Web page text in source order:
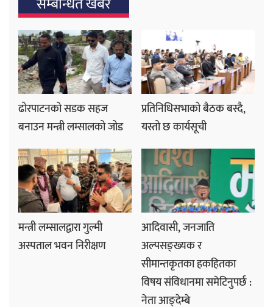
ढोरपाटनको सडक सहज
बनाउन मन्त्री लम्सालको जोड
प्रतिनिधिसभाको बैठक बस्दै,
यस्तो छ कार्यसूची
मन्त्री लम्सालद्वारा गुल्मी
अस्पताल भवन निरीक्षण
आदिवासी, जनजाति
अल्पसङ्ख्यक र
सीमान्तकृतका हकहितका
विषय संविधानमा समेटिनुपर्छ :
नेता आङ्देम्बे